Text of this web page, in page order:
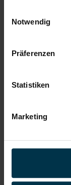
Notwendig
Präferenzen
Statistiken
Marketing
Datei 5
und willige ein,
Rahmen meiner
Jahren